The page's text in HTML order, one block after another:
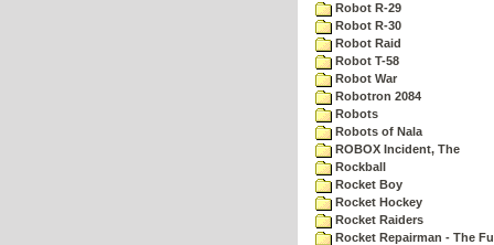
Robot R-29
Robot R-30
Robot Raid
Robot T-58
Robot War
Robotron 2084
Robots
Robots of Nala
ROBOX Incident, The
Rockball
Rocket Boy
Rocket Hockey
Rocket Raiders
Rocket Repairman - The